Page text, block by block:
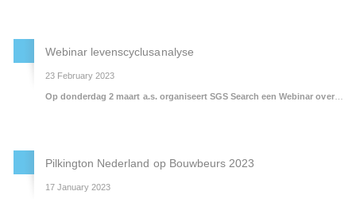
Webinar levenscyclusanalyse
23 February 2023
Op donderdag 2 maart a.s. organiseert SGS Search een Webinar over de rol van levenscyclusanalyse (LCA) binnen de circulaire economie. Tijdens deze informatieve digitale bijeenkomst, zal onze Sustainability Coördinator Gerrit Maring toelichten hoe wij dit toepassen binnen onze eigen bedrijfsvoering.
Pilkington Nederland op Bouwbeurs 2023
17 January 2023